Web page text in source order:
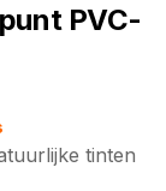
PVC-
tinten